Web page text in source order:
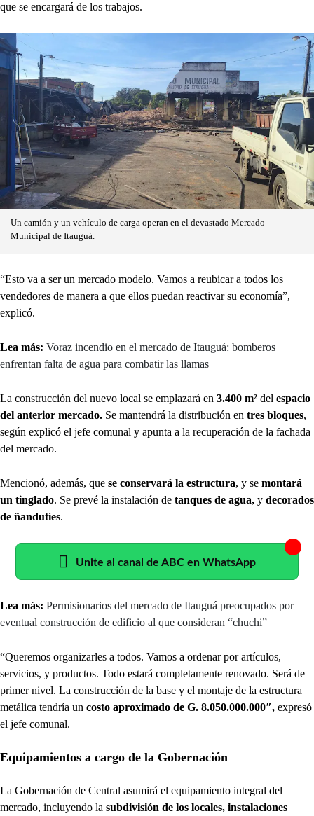
que se encargará de los trabajos.
Un camión y un vehículo de carga operan en el devastado Mercado
Municipal de Itauguá.
“Esto va a ser un mercado modelo. Vamos a reubicar a todos los
vendedores de manera a que ellos puedan reactivar su economía”,
explicó.
Lea más: Voraz incendio en el mercado de Itauguá: bomberos
enfrentan falta de agua para combatir las llamas
La construcción del nuevo local se emplazará en 3.400 m² del espacio
del anterior mercado. Se mantendrá la distribución en tres bloques,
según explicó el jefe comunal y apunta a la recuperación de la fachada
del mercado.
Mencionó, además, que se conservará la estructura, y se montará
un tinglado. Se prevé la instalación de tanques de agua, y decorados
de ñandutíes.
Unite al canal de ABC en WhatsApp
Lea más: Permisionarios del mercado de Itauguá preocupados por
eventual construcción de edificio al que consideran “chuchi”
“Queremos organizarles a todos. Vamos a ordenar por artículos,
servicios, y productos. Todo estará completamente renovado. Será de
primer nivel. La construcción de la base y el montaje de la estructura
metálica tendría un costo aproximado de G. 8.050.000.000″, expresó
el jefe comunal.
Equipamientos a cargo de la Gobernación
La Gobernación de Central asumirá el equipamiento integral del
mercado, incluyendo la subdivisión de los locales, instalaciones